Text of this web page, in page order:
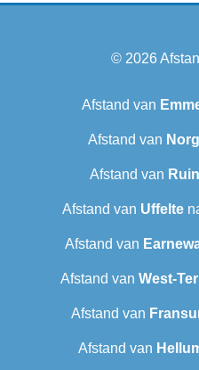
© 2026
Afstand van
Afstand van Norg
Afstand van
Afstand van Uffelte
Afstand van
Afstand van West-
Afstand van
Afstand van